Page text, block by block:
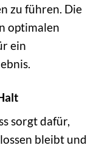
zu führen. Die
optimalen
ein
sorgt dafür,
bleibt und